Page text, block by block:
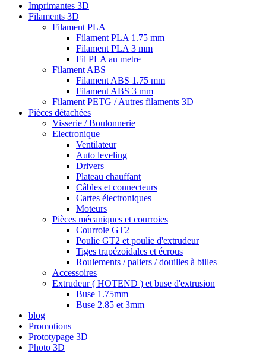
Imprimantes 3D
Filaments 3D
Filament PLA
Filament PLA 1.75 mm
Filament PLA 3 mm
Fil PLA au metre
Filament ABS
Filament ABS 1.75 mm
Filament ABS 3 mm
Filament PETG / Autres filaments 3D
Pièces détachées
Visserie / Boulonnerie
Electronique
Ventilateur
Auto leveling
Drivers
Plateau chauffant
Câbles et connecteurs
Cartes électroniques
Moteurs
Pièces mécaniques et courroies
Courroie GT2
Poulie GT2 et poulie d'extrudeur
Tiges trapézoidales et écrous
Roulements / paliers / douilles à billes
Accessoires
Extrudeur ( HOTEND ) et buse d'extrusion
Buse 1.75mm
Buse 2.85 et 3mm
blog
Promotions
Prototypage 3D
Photo 3D